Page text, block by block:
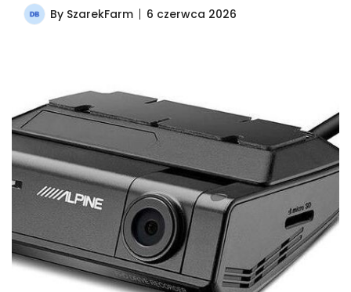
By SzarekFarm 6 czerwca 2026